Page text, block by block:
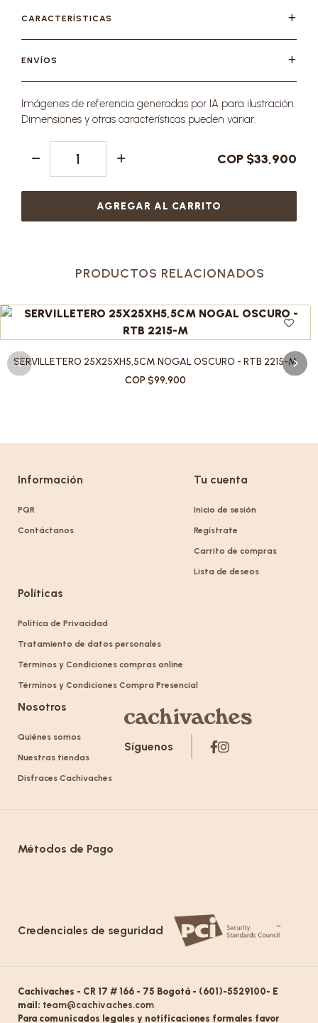
CARACTERÍSTICAS
ENVÍOS
Imágenes de referencia generadas por IA para ilustración.
Dimensiones y otras características pueden variar.
COP $33,900
AGREGAR AL CARRITO
PRODUCTOS RELACIONADOS
SERVILLETERO 25X25XH5,5CM NOGAL OSCURO - RTB 2215-M
COP $99,900
Información
PQR
Contáctanos
Tu cuenta
Inicio de sesión
Regístrate
Carrito de compras
Lista de deseos
Políticas
Política de Privacidad
Tratamiento de datos personales
Términos y Condiciones compras online
Términos y Condiciones Compra Presencial
Nosotros
Quiénes somos
Nuestras tiendas
Disfraces Cachivaches
Síguenos
Métodos de Pago
Credenciales de seguridad
Cachivaches - CR 17 # 166 - 75 Bogotá - (601)-5529100- E
mail: team@cachivaches.com
Para comunicados legales y notificaciones formales favor